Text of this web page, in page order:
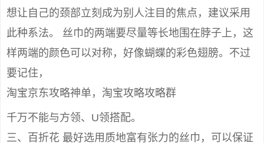
想让自己的颈部立刻成为别人注目的焦点，建议采用
此种系法。 丝巾的两端要尽量等长地围在脖子上，这
样两端的颜色可以对称，好像蝴蝶的彩色翅膀。不过
要记住，
淘宝京东攻略神单，淘宝攻略攻略群
千万不能与方领、U领搭配。
三、百折花 最好选用质地富有张力的丝巾，可以保证